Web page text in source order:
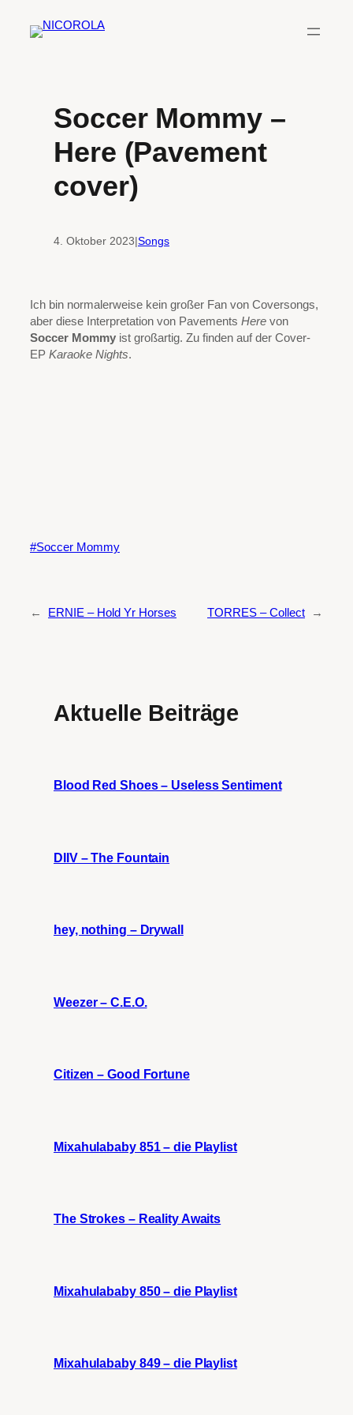
Inhalt
Soccer Mommy –
Here (Pavement
cover)
4. Oktober 2023|Songs
Ich bin normalerweise kein großer Fan von Coversongs,
aber diese Interpretation von Pavements Here von
Soccer Mommy ist großartig. Zu finden auf der Cover-
EP Karaoke Nights.
Soccer Mommy
← ERNIE – Hold Yr Horses TORRES – Collect →
Aktuelle Beiträge
Blood Red Shoes – Useless Sentiment
DIIV – The Fountain
hey, nothing – Drywall
Weezer – C.E.O.
Citizen – Good Fortune
Mixahulababy 851 – die Playlist
The Strokes – Reality Awaits
Mixahulababy 850 – die Playlist
Mixahulababy 849 – die Playlist